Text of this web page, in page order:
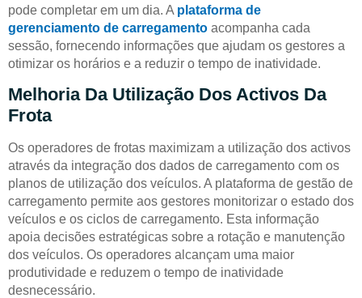
pode completar em um dia. A plataforma de
gerenciamento de carregamento acompanha cada
sessão, fornecendo informações que ajudam os gestores a
otimizar os horários e a reduzir o tempo de inatividade.
Melhoria Da Utilização Dos Activos Da
Frota
Os operadores de frotas maximizam a utilização dos activos
através da integração dos dados de carregamento com os
planos de utilização dos veículos. A plataforma de gestão de
carregamento permite aos gestores monitorizar o estado dos
veículos e os ciclos de carregamento. Esta informação
apoia decisões estratégicas sobre a rotação e manutenção
dos veículos. Os operadores alcançam uma maior
produtividade e reduzem o tempo de inatividade
desnecessário.